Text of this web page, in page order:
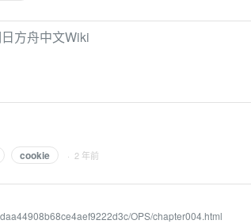
方舟中文Wiki
cookie · 2 年前
OPS/chapter004.html